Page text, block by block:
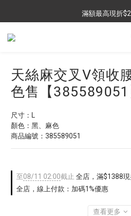
$699免運，優惠品點
滿額最高現折
雨靴特價優惠中>>
天絲麻交叉V領收
色售【385589051
尺寸：L
顏色：黑、麻色
商品編號：385589051
至08/11 02:00截止 全店，滿$1388
全店，線上付款：加碼1%優惠
查看更多